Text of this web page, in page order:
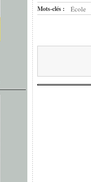
Mots-clés : École